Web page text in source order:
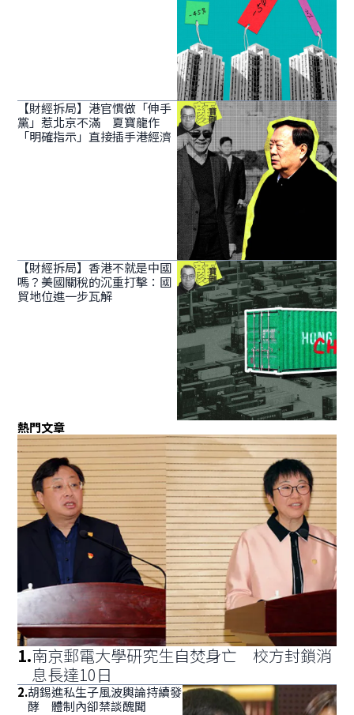
【財經拆局】港官慣做「伸手
黨」惹北京不滿 夏寶龍作
「明確指示」直接插手港經濟
【財經拆局】香港不就是中國
嗎？美國關稅的沉重打擊：國
貿地位進一步瓦解
熱門文章
1.南京郵電大學研究生自焚身亡 校方封鎖消
息長達10日
2.胡錫進私生子風波輿論持續發
酵 體制內卻禁談醜聞